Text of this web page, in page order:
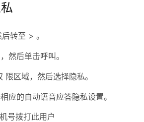
后转至 > 。
然后单击呼叫。
限区域，然后选择隐私。
应的自动语音应答隐私设置。
号拨打此用户